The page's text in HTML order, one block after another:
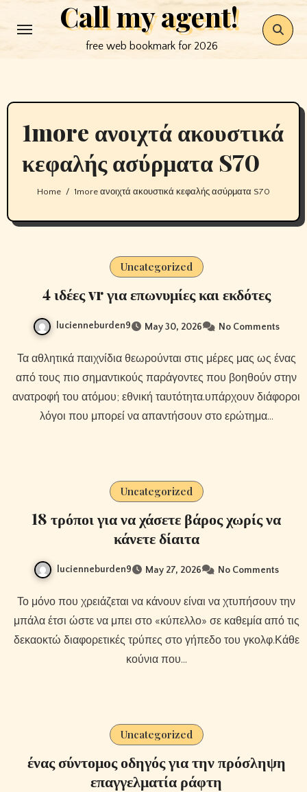
to
Call my agent!
free web bookmark for 2026
1more ανοιχτά ακουστικά
κεφαλής ασύρματα S70
Home 1more ανοιχτά ακουστικά κεφαλής ασύρματα S70
Uncategorized
4 ιδέες vr για επωνυμίες και εκδότες
lucienneburden9 May 30, 2026 No Comments
Τα αθλητικά παιχνίδια θεωρούνται στις μέρες μας ως ένας
από τους πιο σημαντικούς παράγοντες που βοηθούν στην
ανατροφή του ατόμου; εθνική ταυτότητα.υπάρχουν διάφοροι
λόγοι που μπορεί να απαντήσουν στο ερώτημα…
Uncategorized
18 τρόποι για να χάσετε βάρος χωρίς να
κάνετε δίαιτα
lucienneburden9 May 27, 2026 No Comments
Το μόνο που χρειάζεται να κάνουν είναι να χτυπήσουν την
μπάλα έτσι ώστε να μπει στο «κύπελλο» σε καθεμία από τις
δεκαοκτώ διαφορετικές τρύπες στο γήπεδο του γκολφ.Κάθε
κούνια που…
Uncategorized
ένας σύντομος οδηγός για την πρόσληψη
επαγγελματία ράφτη